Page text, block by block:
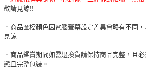
敬請見諒!!
．商品圖檔顏色因電腦螢幕設定差異會略有不同
見諒
．商品鑑賞期間如需退換貨請保持商品完整，且必
態且完整包裝。